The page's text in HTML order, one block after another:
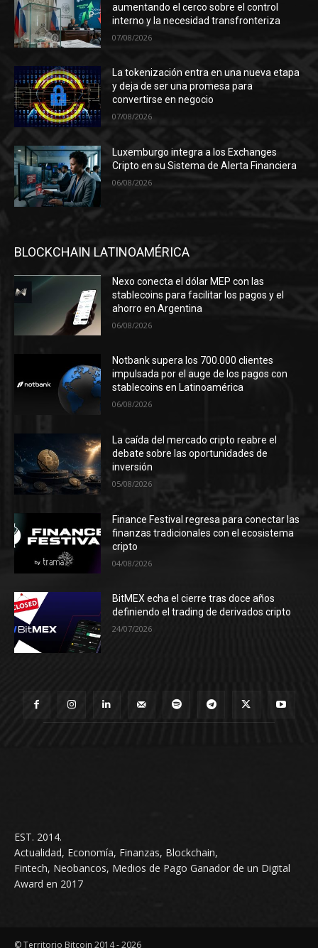
aumentando el cerco sobre el control
interno y la necesidad transfronteriza
07/08/2026
La tokenización entra en una nueva etapa
y deja de ser una promesa para
convertirse en negocio
07/08/2026
Luxemburgo integra a los Exchanges
Cripto en su Sistema de Alerta Financiera
06/08/2026
BLOCKCHAIN LATINOAMÉRICA
Nexo conecta el dólar MEP con las
stablecoins para facilitar los pagos y el
ahorro en Argentina
06/08/2026
Notbank supera los 700.000 clientes
impulsada por el auge de los pagos con
stablecoins en Latinoamérica
06/08/2026
La caída del mercado cripto reabre el
debate sobre las oportunidades de
inversión
05/08/2026
Finance Festival regresa para conectar las
finanzas tradicionales con el ecosistema
cripto
04/08/2026
BitMEX echa el cierre tras doce años
definiendo el trading de derivados cripto
24/07/2026
EST. 2014.
Actualidad, Economía, Finanzas, Blockchain,
Fintech, Neobancos, Medios de Pago Ganador de un Digital
Award en 2017
© Territorio Bitcoin 2014 - 2026